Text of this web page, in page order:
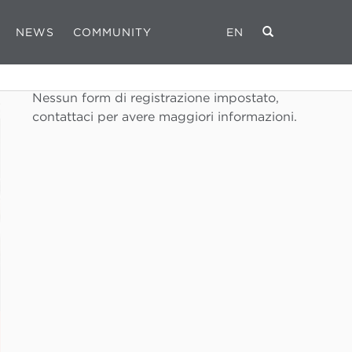
NEWS COMMUNITY EN
Nessun form di registrazione impostato,
contattaci per avere maggiori informazioni.